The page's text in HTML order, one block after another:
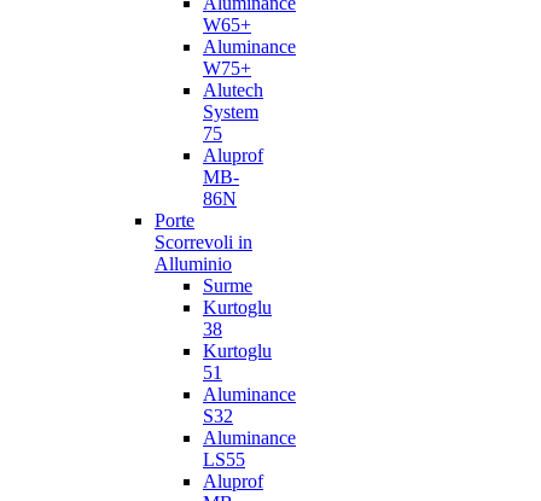
W65+
Aluminance
W75+
Alutech
System
75
Aluprof
MB-
86N
Porte
Scorrevoli in
Alluminio
Surme
Kurtoglu
38
Kurtoglu
51
Aluminance
S32
Aluminance
LS55
Aluprof